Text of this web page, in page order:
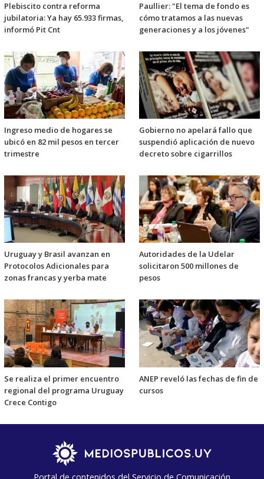
Plebiscito contra reforma
jubilatoria: Ya hay 65.933 firmas,
informó Pit Cnt
Paullier: "El tema de fondo es
cómo tratamos a las nuevas
generaciones y a los jóvenes"
Ingreso medio de hogares se
ubicó en 82 mil pesos en tercer
trimestre
Gobierno no apelará fallo que
suspendió aplicación de nuevo
decreto sobre cigarrillos
Uruguay y Brasil avanzan en
Protocolos Adicionales para
zonas francas y yerba mate
Autoridades de la Udelar
solicitaron 500 millones de
pesos
Se realiza el primer encuentro
regional del programa Uruguay
Crece Contigo
ANEP reveló las fechas de fin de
cursos
Portal de contenidos del Servicio de Comunicación